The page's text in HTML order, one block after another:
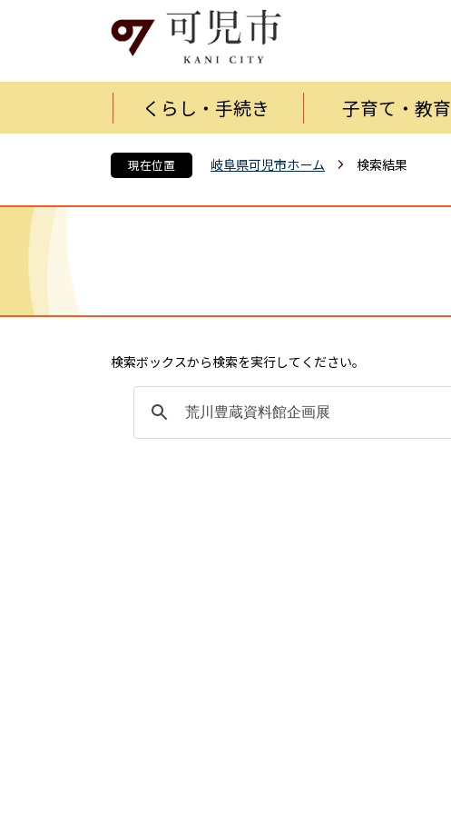
くらし・手続き 子育て・教育
現在位置 岐阜県可児市ホーム 検索結果
検索ボックスから検索を実行してください。